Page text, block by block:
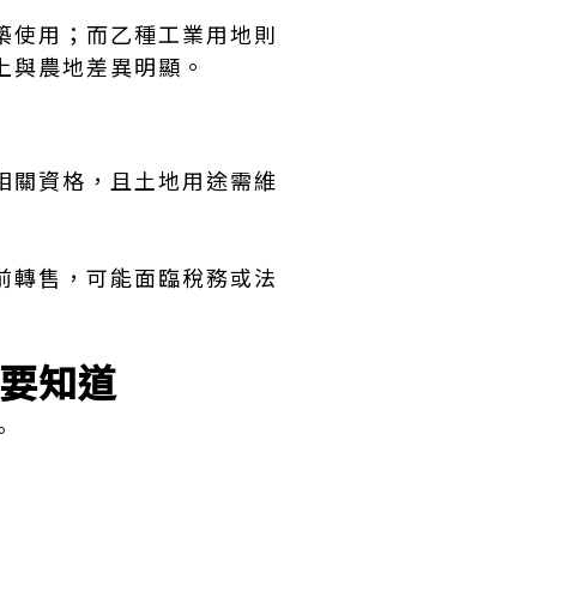
使用；而乙種工業用地則
農地差異明顯。
關資格，且土地用途需維
轉售，可能面臨稅務或法
知道